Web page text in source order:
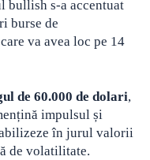
bullish s-a accentuat
burse de
va avea loc pe 14
de 60.000 de dolari,
impulsul și
în jurul valorii
de volatilitate.